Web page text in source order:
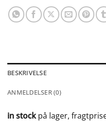
BESKRIVELSE
ANMELDELSER (0)
in stockpå lager,